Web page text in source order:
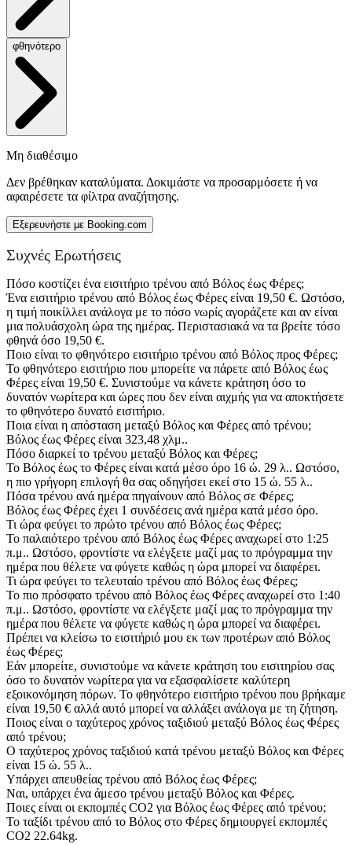
φθηνότερο
Μη διαθέσιμο
Δεν βρέθηκαν καταλύματα. Δοκιμάστε να προσαρμόσετε ή να
αφαιρέσετε τα φίλτρα αναζήτησης.
Εξερευνήστε με Booking.com
Συχνές Ερωτήσεις
Πόσο κοστίζει ένα εισιτήριο τρένου από Βόλος έως Φέρες;
Ένα εισιτήριο τρένου από Βόλος έως Φέρες είναι 19,50 €. Ωστόσο,
η τιμή ποικίλλει ανάλογα με το πόσο νωρίς αγοράζετε και αν είναι
μια πολυάσχολη ώρα της ημέρας. Περιστασιακά να τα βρείτε τόσο
φθηνά όσο 19,50 €.
Ποιο είναι το φθηνότερο εισιτήριο τρένου από Βόλος προς Φέρες;
Το φθηνότερο εισιτήριο που μπορείτε να πάρετε από Βόλος έως
Φέρες είναι 19,50 €. Συνιστούμε να κάνετε κράτηση όσο το
δυνατόν νωρίτερα και ώρες που δεν είναι αιχμής για να αποκτήσετε
το φθηνότερο δυνατό εισιτήριο.
Ποια είναι η απόσταση μεταξύ Βόλος και Φέρες από τρένου;
Βόλος έως Φέρες είναι 323,48 χλμ..
Πόσο διαρκεί το τρένου μεταξύ Βόλος και Φέρες;
Το Βόλος έως το Φέρες είναι κατά μέσο όρο 16 ώ. 29 λ.. Ωστόσο,
η πιο γρήγορη επιλογή θα σας οδηγήσει εκεί στο 15 ώ. 55 λ..
Πόσα τρένου ανά ημέρα πηγαίνουν από Βόλος σε Φέρες;
Βόλος έως Φέρες έχει 1 συνδέσεις ανά ημέρα κατά μέσο όρο.
Τι ώρα φεύγει το πρώτο τρένου από Βόλος έως Φέρες;
Το παλαιότερο τρένου από Βόλος έως Φέρες αναχωρεί στο 1:25
π.μ.. Ωστόσο, φροντίστε να ελέγξετε μαζί μας το πρόγραμμα την
ημέρα που θέλετε να φύγετε καθώς η ώρα μπορεί να διαφέρει.
Τι ώρα φεύγει το τελευταίο τρένου από Βόλος έως Φέρες;
Το πιο πρόσφατο τρένου από Βόλος έως Φέρες αναχωρεί στο 1:40
π.μ.. Ωστόσο, φροντίστε να ελέγξετε μαζί μας το πρόγραμμα την
ημέρα που θέλετε να φύγετε καθώς η ώρα μπορεί να διαφέρει.
Πρέπει να κλείσω το εισιτήριό μου εκ των προτέρων από Βόλος
έως Φέρες;
Εάν μπορείτε, συνιστούμε να κάνετε κράτηση του εισιτηρίου σας
όσο το δυνατόν νωρίτερα για να εξασφαλίσετε καλύτερη
εξοικονόμηση πόρων. Το φθηνότερο εισιτήριο τρένου που βρήκαμε
είναι 19,50 € αλλά αυτό μπορεί να αλλάξει ανάλογα με τη ζήτηση.
Ποιος είναι ο ταχύτερος χρόνος ταξιδιού μεταξύ Βόλος έως Φέρες
από τρένου;
Ο ταχύτερος χρόνος ταξιδιού κατά τρένου μεταξύ Βόλος και Φέρες
είναι 15 ώ. 55 λ..
Υπάρχει απευθείας τρένου από Βόλος έως Φέρες;
Ναι, υπάρχει ένα άμεσο τρένου μεταξύ Βόλος και Φέρες.
Ποιες είναι οι εκπομπές CO2 για Βόλος έως Φέρες από τρένου;
Το ταξίδι τρένου από το Βόλος στο Φέρες δημιουργεί εκπομπές
CO2 22.64kg.